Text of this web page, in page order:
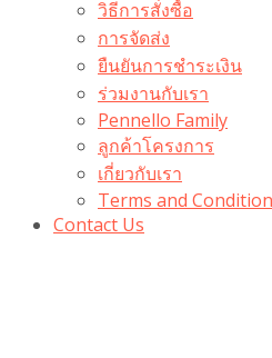
วิธีการสั่งซื้อ
การจัดส่ง
ยืนยันการชำระเงิน
ร่วมงานกับเรา
Pennello Family
ลูกค้าโครงการ
เกี่ยวกับเรา
Terms and
Contact Us